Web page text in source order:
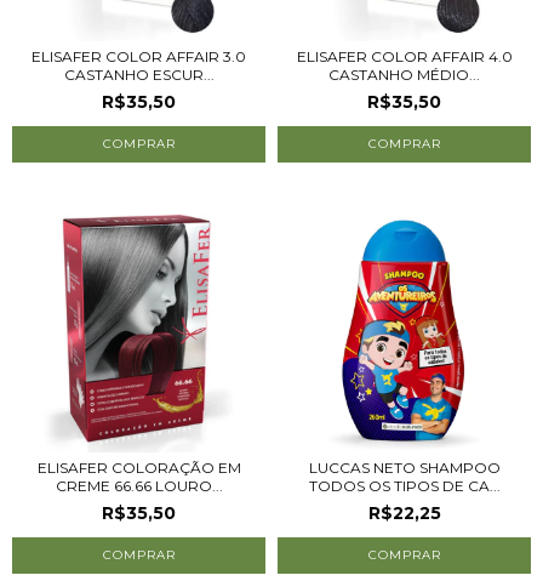
ELISAFER COLOR AFFAIR 3.0
CASTANHO ESCUR...
R$35,50
ELISAFER COLOR AFFAIR 4.0
CASTANHO MÉDIO...
R$35,50
ELISAFER COLORAÇÃO EM
CREME 66.66 LOURO...
R$35,50
LUCCAS NETO SHAMPOO
TODOS OS TIPOS DE CA...
R$22,25